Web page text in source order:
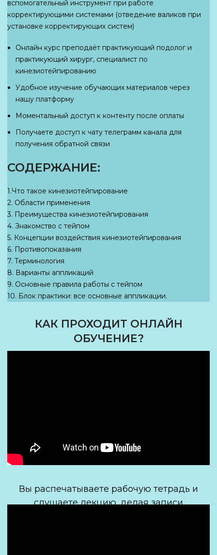
вспомогательный инструмент при работе
корректирующими системами (отведение валиков при
установке корректирующих систем)
Онлайн курс преподаёт практикующий подолог и
практикующий хирург, специалист по
кинезиотейпированию
Удобное изучение обучающих материалов через
нашу платформу
Моментальный доступ к контенту после оплаты
Получаете доступ к чату телеграмм канала для
получения обратной связи
СОДЕРЖАНИЕ:
1.Что такое кинезиотейпирование
2. Области применения
3. Преимущества кинезиотейпирования
4. Знакомство с тейпом
5. Концепции воздействия кинезиотейпирования
6. Противопоказания
7. Терминология
8. Варианты аппликаций
9. Основные правила работы с тейпом
10. Блок практики: все основные аппликации.
КАК ПРОХОДИТ ОНЛАЙН
ОБУЧЕНИЕ?
Вы распечатываете рабочую тетрадь и
слушаете лекцию, делая записи